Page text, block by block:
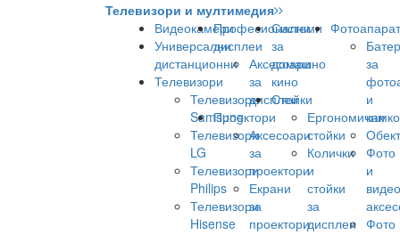
Телевизори и мултимедия
Видеокамери
Универсални
дистанционни
Телевизори
Телевизори
Samsung
Телевизори
LG
Телевизори
Philips
Телевизори
Hisense
Професионални
дисплеи
Аксесоари
за
дисплеи
Проектори
Аксесоари
за
проектори
Екрани
за
проектори
Системи
за
домашно
кино
Стойки
Ергономични
стойки
Колички
и
стойки
за
дисплеи
за
и
Фото
и
видео
Фото